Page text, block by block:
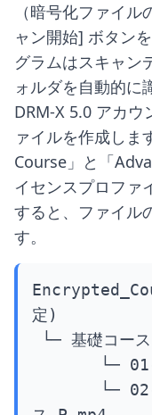
（暗号化ファイ
ャン開始] ボタン
グラムはスキャン
ォルダを自動的に
DRM-X 5.0 アカウ
ァイルを作成しま
Course」と「
イセンスプロファ
すると、ファイル
す。
定)